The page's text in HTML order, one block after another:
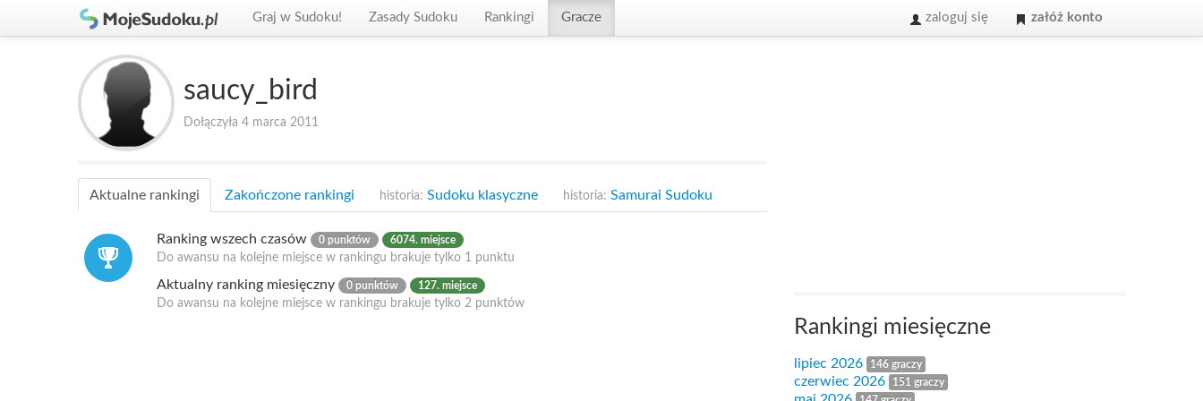
Graj w Sudoku! Zasady Sudoku Rankingi Gracze zaloguj się załóż konto
saucy_bird
Dołączyła 4 marca 2011
Aktualne rankingi Zakończone rankingi historia: Sudoku klasyczne historia: Samurai Sudoku
Ranking wszech czasów 0 punktów 6074. miejsce
Do awansu na kolejne miejsce w rankingu brakuje tylko 1 punktu
Aktualny ranking miesięczny 0 punktów 127. miejsce
Do awansu na kolejne miejsce w rankingu brakuje tylko 2 punktów
Rankingi miesięczne
lipiec 2026 146 graczy
czerwiec 2026 151 graczy